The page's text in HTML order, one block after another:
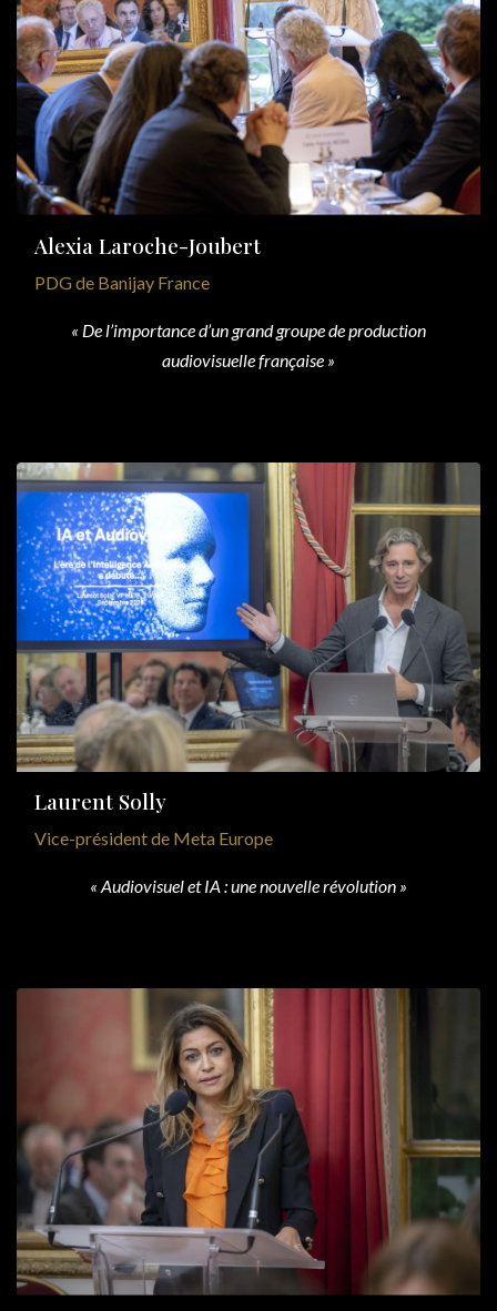
Alexia Laroche-Joubert
PDG de Banijay France
« De l’importance d’un grand groupe de production
audiovisuelle française »
Laurent Solly
Vice-président de Meta Europe
« Audiovisuel et IA : une nouvelle révolution »